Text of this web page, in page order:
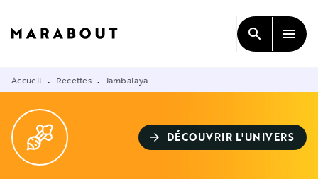
CONTENU
search menu
Accueil • Recettes • Jambalaya
arrow_forward DÉCOUVRIR L'UNIVERS